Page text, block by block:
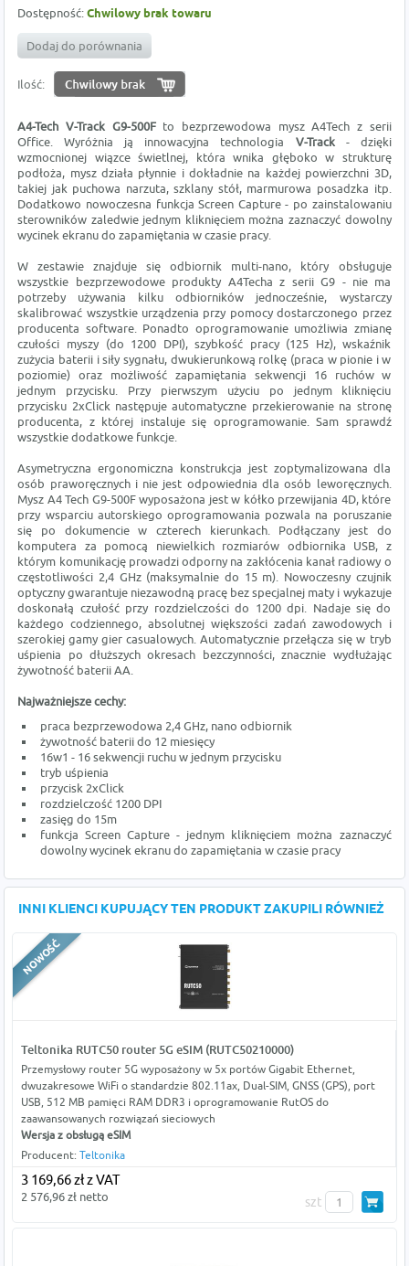
Dostępność:Chwilowy brak towaru
Dodaj do porównania
Ilość:
A4-Tech V-Track G9-500Fto bezprzewodowa mysz A4Tech z serii
Office. Wyróżnia ją innowacyjna technologia V-Track- dzięki
wzmocnionej wiązce świetlnej, która wnika głęboko w strukturę
podłoża, mysz działa płynnie i dokładnie na każdej powierzchni 3D,
takiej jak puchowa narzuta, szklany stół, marmurowa posadzka itp.
Dodatkowo nowoczesna funkcja Screen Capture - po zainstalowaniu
sterowników zaledwie jednym kliknięciem można zaznaczyć dowolny
wycinek ekranu do zapamiętania w czasie pracy.
W zestawie znajduje się odbiornik multi-nano, który obsługuje
wszystkie bezprzewodowe produkty A4Techa z serii G9 - nie ma
potrzeby używania kilku odbiorników jednocześnie, wystarczy
skalibrować wszystkie urządzenia przy pomocy dostarczonego przez
producenta software. Ponadto oprogramowanie umożliwia zmianę
czułości myszy (do 1200 DPI), szybkość pracy (125 Hz), wskaźnik
zużycia baterii i siły sygnału, dwukierunkową rolkę (praca w pionie i w
poziomie) oraz możliwość zapamiętania sekwencji 16 ruchów w
jednym przycisku. Przy pierwszym użyciu po jednym kliknięciu
przycisku 2xClick następuje automatyczne przekierowanie na stronę
producenta, z której instaluje się oprogramowanie. Sam sprawdź
wszystkie dodatkowe funkcje.
Asymetryczna ergonomiczna konstrukcja jest zoptymalizowana dla
osób praworęcznych i nie jest odpowiednia dla osób leworęcznych.
Mysz A4 Tech G9-500F wyposażona jest w kółko przewijania 4D, które
przy wsparciu autorskiego oprogramowania pozwala na poruszanie
się po dokumencie w czterech kierunkach. Podłączany jest do
komputera za pomocą niewielkich rozmiarów odbiornika USB, z
którym komunikację prowadzi odporny na zakłócenia kanał radiowy o
częstotliwości 2,4 GHz (maksymalnie do 15 m). Nowoczesny czujnik
optyczny gwarantuje niezawodną pracę bez specjalnej maty i wykazuje
doskonałą czułość przy rozdzielczości do 1200 dpi. Nadaje się do
każdego codziennego, absolutnej większości zadań zawodowych i
szerokiej gamy gier casualowych. Automatycznie przełącza się w tryb
uśpienia po dłuższych okresach bezczynności, znacznie wydłużając
żywotność baterii AA.
Najważniejsze cechy:
praca bezprzewodowa 2,4 GHz, nano odbiornik
żywotność baterii do 12 miesięcy
16w1 - 16 sekwencji ruchu w jednym przycisku
tryb uśpienia
przycisk 2xClick
rozdzielczość 1200 DPI
zasięg do 15m
funkcja Screen Capture - jednym kliknięciem można zaznaczyć
dowolny wycinek ekranu do zapamiętania w czasie pracy
INNI KLIENCI KUPUJĄCY TEN PRODUKT ZAKUPILI RÓWNIEŻ
Teltonika RUTC50 router 5G eSIM (RUTC50210000)
Przemysłowy router 5G wyposażony w 5x portów Gigabit Ethernet,
dwuzakresowe WiFi o standardzie 802.11ax, Dual-SIM, GNSS (GPS), port
USB, 512 MB pamięci RAM DDR3 i oprogramowanie RutOS do
zaawansowanych rozwiązań sieciowych
Wersja z obsługą eSIM
Producent: Teltonika
3 169,66 zł z VAT
2 576,96 zł netto szt